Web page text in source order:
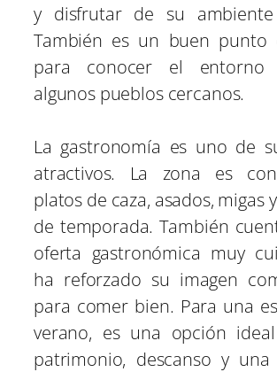
y disfrutar de su ambiente
También es un buen punto
para conocer el
algunos pueblos cercanos.
La gastronomía es uno de
atractivos. La zona es
platos de caza, asados, migas
de temporada. También
oferta gastronómica muy
ha reforzado su imagen
para comer bien. Para una
verano, es una opción
patrimonio, descanso y